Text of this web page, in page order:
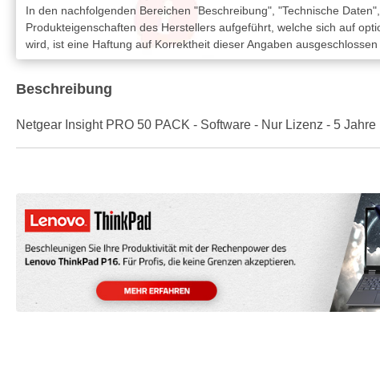
In den nachfolgenden Bereichen "Beschreibung", "Technische
Produkteigenschaften des Herstellers aufgeführt, welche sich auf
wird, ist eine Haftung auf Korrektheit dieser Angaben ausgeschlossen
Beschreibung
Netgear Insight PRO 50 PACK - Software - Nur Lizenz - 5 Jahre